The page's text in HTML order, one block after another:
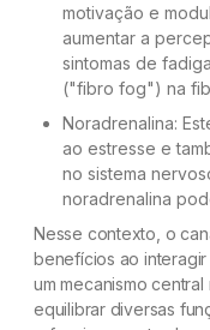
motivação e
aumentar a
sintomas de
("fibro fog") na
Noradrenalina:
ao estresse e
no sistema
noradrenalina
Nesse contexto, o
benefícios ao interagir
um mecanismo
equilibrar diversas